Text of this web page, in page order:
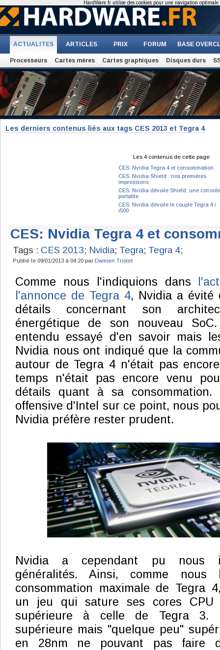
ACTUALITES ARTICLES PRIX FORUM BASE
Processeurs Cartes mères Cartes graphiques Disques durs
Les derniers contenus liés aux tags CES 2013 et Tegra 4
Les 4 contenus de cette page
CES: Nvidia Tegra 4 et consommation
CES: Nvidia Shield : nos premières
impressions
CES: Nvidia dévoile Shield, une console
portable
CES: Nvidia dévoile le couple Tegra 4 /
i500
CES: Nvidia Tegra 4 et
Tags : CES 2013; Nvidia; Tegra; Tegra 4;
Publié le 09/01/2013 à 04:20 par Damien Triolet
Comme nous l'indiquions dans
l'annonce de Tegra 4, Nvidia a évité
détails concernant son
énergétique de son nouveau
entendu essayé d'en savoir mais
Nvidia nous ont indiqué que la
autour de Tegra 4 n'était pas
temps n'était pas encore venu
détails quant à sa
offensive d'Intel sur ce point, nous
Nvidia préfère rester prudent.
Nvidia a cependant pu nous
généralités. Ainsi, comme nous
consommation maximale de Tegra
un jeu qui sature ses cores CPU
supérieure à celle de Tegra 3.
supérieure mais "quelque peu"
en 28nm ne pouvant pas faire
HardWare.fr utilise des cookies pour une navigation